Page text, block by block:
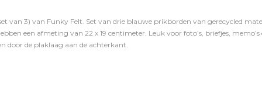
van 3) van Funky Felt. Set van drie blauwe prikborden van gerecycled
een afmeting van 22 x 19 centimeter. Leuk voor foto’s, briefjes,
door de plaklaag aan de achterkant.